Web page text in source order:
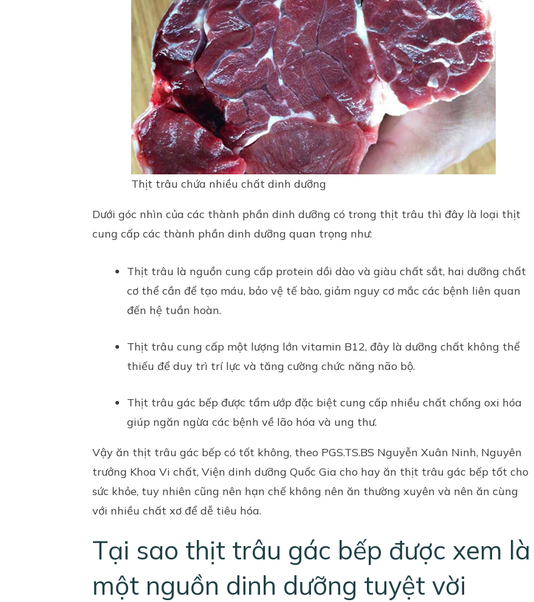
Thịt trâu chứa nhiều chất dinh dưỡng
Dưới góc nhìn của các thành phần dinh dưỡng có trong thịt trâu thì đây là loại thịt
cung cấp các thành phần dinh dưỡng quan trọng như:
Thịt trâu là nguồn cung cấp protein dồi dào và giàu chất sắt, hai dưỡng chất
cơ thể cần để tạo máu, bảo vệ tế bào, giảm nguy cơ mắc các bệnh liên quan
đến hệ tuần hoàn.
Thịt trâu cung cấp một lượng lớn vitamin B12, đây là dưỡng chất không thể
thiếu để duy trì trí lực và tăng cường chức năng não bộ.
Thịt trâu gác bếp được tẩm ướp đặc biệt cung cấp nhiều chất chống oxi hóa
giúp ngăn ngừa các bệnh về lão hóa và ung thư.
Vậy ăn thịt trâu gác bếp có tốt không, theo PGS.TS.BS Nguyễn Xuân Ninh, Nguyên
trưởng Khoa Vi chất, Viện dinh dưỡng Quốc Gia cho hay ăn thịt trâu gác bếp tốt cho
sức khỏe, tuy nhiên cũng nên hạn chế không nên ăn thường xuyên và nên ăn cùng
với nhiều chất xơ để dễ tiêu hóa.
Tại sao thịt trâu gác bếp được xem là
một nguồn dinh dưỡng tuyệt vời